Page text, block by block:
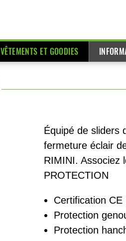
VÊTEMENTS ET GOODIES
Équipé de sliders
fermeture éclair
RIMINI. Associez
PROTECTION
Certification CE
Protection
Protection